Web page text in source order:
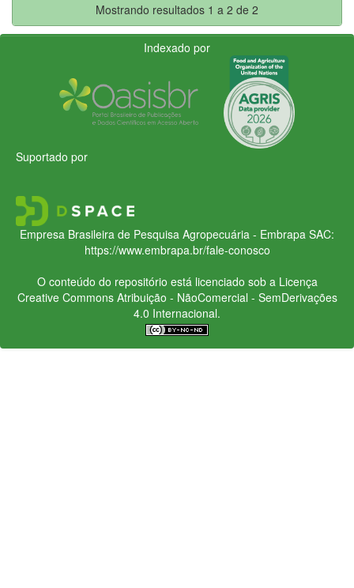
Mostrando resultados 1 a 2 de 2
Indexado por
Suportado por
Empresa Brasileira de Pesquisa Agropecuária - Embrapa SAC:
https://www.embrapa.br/fale-conosco
O conteúdo do repositório está licenciado sob a Licença
Creative CommonsAtribuição - NãoComercial - SemDerivações
4.0 Internacional.